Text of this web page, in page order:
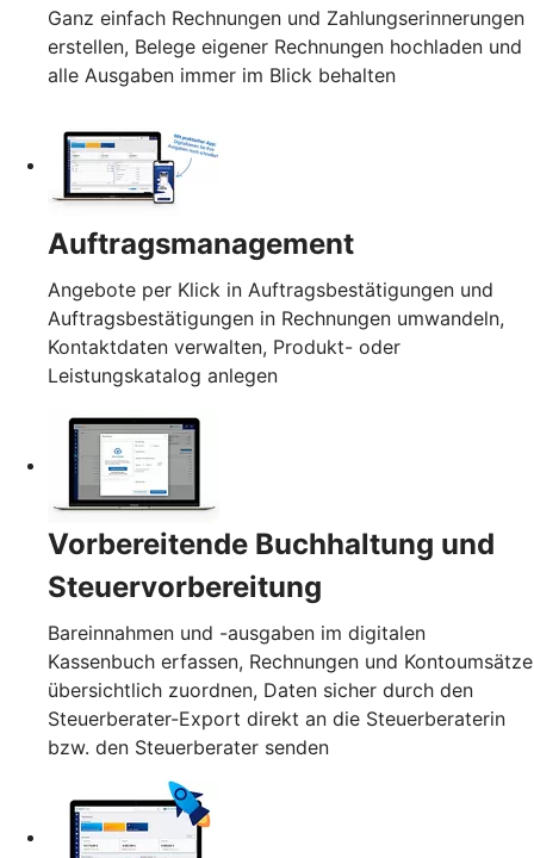
Ganz einfach Rechnungen und Zahlungserinnerungen
erstellen, Belege eigener Rechnungen hochladen und
alle Ausgaben immer im Blick behalten
Auftragsmanagement
Angebote per Klick in Auftragsbestätigungen und
Auftragsbestätigungen in Rechnungen umwandeln,
Kontaktdaten verwalten, Produkt- oder
Leistungskatalog anlegen
Vorbereitende Buchhaltung und
Steuervorbereitung
Bareinnahmen und -ausgaben im digitalen
Kassenbuch erfassen, Rechnungen und Kontoumsätze
übersichtlich zuordnen, Daten sicher durch den
Steuerberater-Export direkt an die Steuerberaterin
bzw. den Steuerberater senden